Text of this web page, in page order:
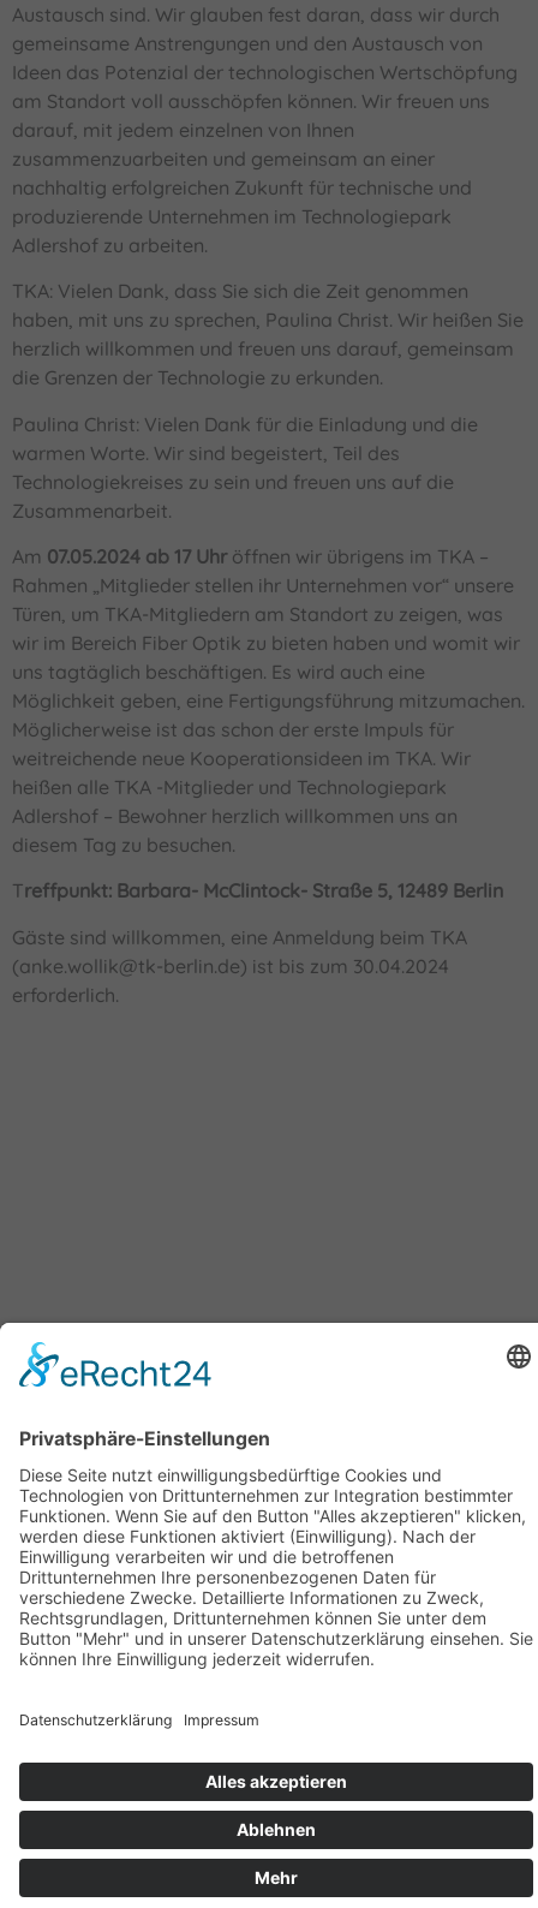
Austausch sind. Wir glauben fest daran, dass wir durch
gemeinsame Anstrengungen und den Austausch von
Ideen das Potenzial der technologischen Wertschöpfung
am Standort voll ausschöpfen können. Wir freuen uns
darauf, mit jedem einzelnen von Ihnen
zusammenzuarbeiten und gemeinsam an einer
nachhaltig erfolgreichen Zukunft für technische und
produzierende Unternehmen im Technologiepark
Adlershof zu arbeiten.
TKA: Vielen Dank, dass Sie sich die Zeit genommen
haben, mit uns zu sprechen, Paulina Christ. Wir heißen Sie
herzlich willkommen und freuen uns darauf, gemeinsam
die Grenzen der Technologie zu erkunden.
Paulina Christ: Vielen Dank für die Einladung und die
warmen Worte. Wir sind begeistert, Teil des
Technologiekreises zu sein und freuen uns auf die
Zusammenarbeit.
Am 07.05.2024 ab 17 Uhröffnen wir übrigens im TKA –
Rahmen „Mitglieder stellen ihr Unternehmen vor“ unsere
Türen, um TKA-Mitgliedern am Standort zu zeigen, was
wir im Bereich Fiber Optik zu bieten haben und womit wir
uns tagtäglich beschäftigen. Es wird auch eine
Möglichkeit geben, eine Fertigungsführung mitzumachen.
Möglicherweise ist das schon der erste Impuls für
weitreichende neue Kooperationsideen im TKA. Wir
heißen alle TKA -Mitglieder und Technologiepark
Adlershof – Bewohner herzlich willkommen uns an
diesem Tag zu besuchen.
Treffpunkt: Barbara- McClintock- Straße 5, 12489 Berlin
Gäste sind willkommen, eine Anmeldung beim TKA
(anke.wollik@tk-berlin.de) ist bis zum 30.04.2024
erforderlich.
Geschäftsstelle Adlershof
Kekuléstraße 2-4
12489 Berlin
Tel: +49-30-6392 2280
Fax: +49-30-6392 2282